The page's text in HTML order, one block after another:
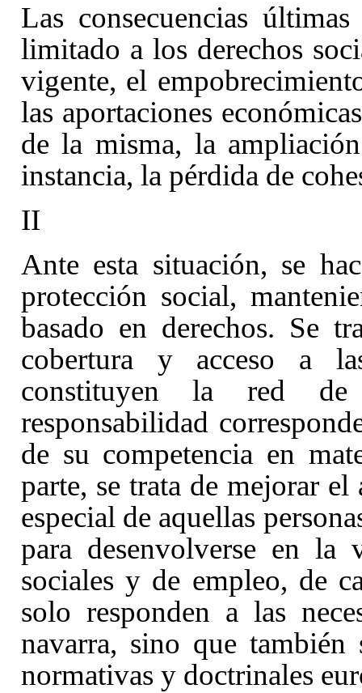
Las consecuencias
limitado a los derechos
vigente, el
las aportaciones
de la misma, la
instancia, la pérdida de
II
Ante esta situación, se
protección social,
basado en derechos. Se
cobertura y acceso a
constituyen la red
responsabilidad
de su competencia en
parte, se trata de mejorar
especial de aquellas
para desenvolverse en
sociales y de empleo, de
solo responden a las
navarra, sino que también
normativas y doctrinales